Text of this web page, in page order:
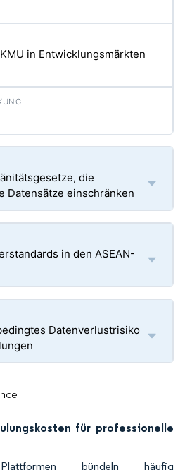
in Entwicklungsmärkten
die
Datensätze einschränken
in den ASEAN-
Datenverlustrisiko
für professionelle
Plattformen bündeln häufig